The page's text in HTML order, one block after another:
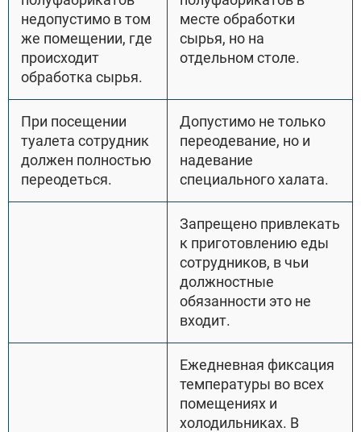
недопустимо в том
же помещении, где
происходит
обработка сырья.
месте обработки
сырья, но на
отдельном столе.
При посещении
туалета сотрудник
должен полностью
переодеться.
Допустимо не только
переодевание, но и
надевание
специального халата.
Запрещено привлекать
к приготовлению еды
сотрудников, в чьи
должностные
обязанности это не
входит.
Ежедневная фиксация
температуры во всех
помещениях и
холодильниках. В